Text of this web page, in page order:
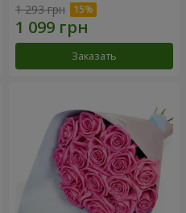
1 293 грн
Заказать